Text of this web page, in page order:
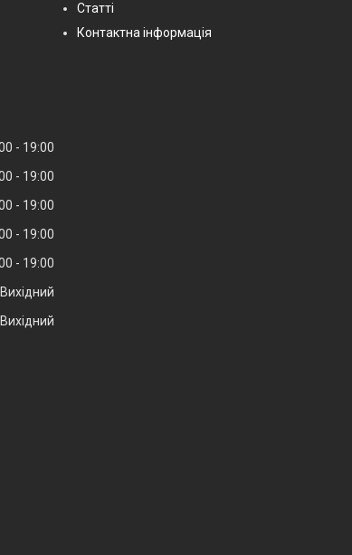
Статті
Контактна інформація
19:00
19:00
19:00
19:00
19:00
Вихідний
Вихідний